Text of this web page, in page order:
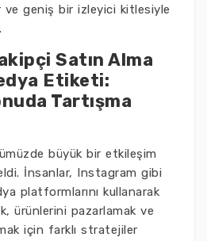
ve geniş bir izleyici kitlesiyle
Satın Alma
Etiketi:
Tartışma
büyük bir etkileşim
İnsanlar, Instagram gibi
platformlarını kullanarak
ürünlerini pazarlamak ve
için farklı stratejiler